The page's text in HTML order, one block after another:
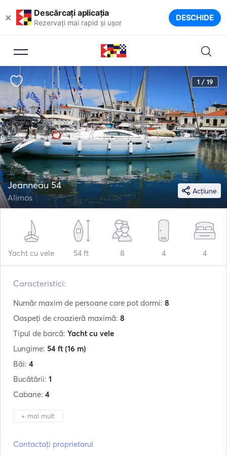
× Descărcați aplicația
Rezervați mai rapid și ușor DESCHIDE
1 / 19
Acțiune
Jeanneau 54
Alimos
Yacht cu vele 54 ft 8 4 4
Caracteristici:
Număr maxim de persoane care pot dormi: 8
Oaspeți de croazieră maximă: 8
Tipul de barcă: Yacht cu vele
Lungime: 54 ft (16 m)
Băi: 4
Bucătării: 1
Cabane: 4
+ mai mult
Contactați proprietarul